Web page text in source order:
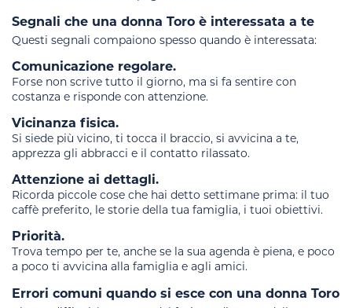
Segnali che una donna Toro è interessata a te
Questi segnali compaiono spesso quando è interessata:
Comunicazione regolare.
Forse non scrive tutto il giorno, ma si fa sentire con
costanza e risponde con attenzione.
Vicinanza fisica.
Si siede più vicino, ti tocca il braccio, si avvicina a te,
apprezza gli abbracci e il contatto rilassato.
Attenzione ai dettagli.
Ricorda piccole cose che hai detto settimane prima: il tuo
caffè preferito, le storie della tua famiglia, i tuoi obiettivi.
Priorità.
Trova tempo per te, anche se la sua agenda è piena, e poco
a poco ti avvicina alla famiglia e agli amici.
Errori comuni quando si esce con una donna Toro